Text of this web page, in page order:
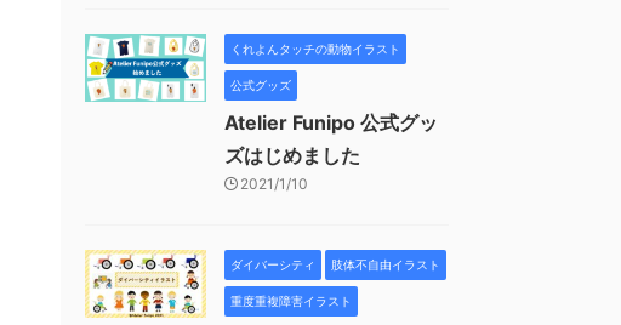
くれよんタッチの動物イラスト
公式グッズ
Atelier Funipo 公式グッ
ズはじめました
2021/1/10
ダイバーシティ 肢体不自由イラスト
重度重複障害イラスト